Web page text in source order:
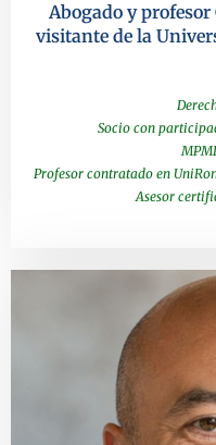
Abogado y
visitante de la
Socio con
Profesor contratado en
Asesor